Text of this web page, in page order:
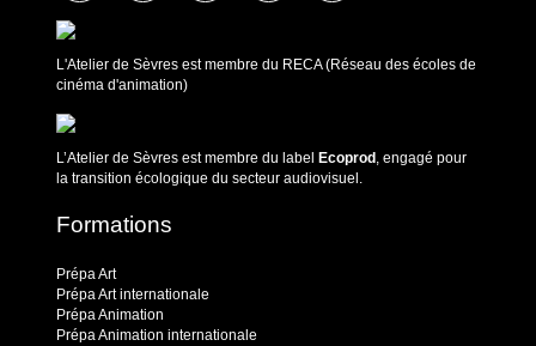
L'Atelier de Sèvres est membre du RECA (Réseau des écoles de
cinéma d'animation)
L’Atelier de Sèvres est membre du label Ecoprod, engagé pour
la transition écologique du secteur audiovisuel.
Formations
Prépa Art
Prépa Art internationale
Prépa Animation
Prépa Animation internationale